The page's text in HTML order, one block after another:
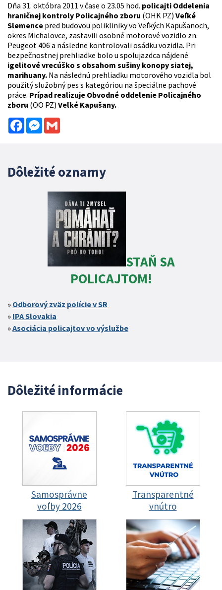
Dňa 31. októbra 2011 v čase o 23.05 hod. policajti Oddelenia
hraničnej kontroly Policajného zboru (OHK PZ) Veľké
Slemence pred budovou polikliniky vo Veľkých Kapušanoch,
okres Michalovce, zastavili osobné motorové vozidlo zn.
Peugeot 406 a následne kontrolovali osádku vozidla. Pri
bezpečnostnej prehliadke bolo u spolujazdca nájdené
igelitové vrecúško s obsahom sušiny konopy siatej,
marihuany. Na následnú prehliadku motorového vozidla bol
použitý služobný pes s kategóriou na špeciálne pachové
práce. Prípad realizuje Obvodné oddelenie Policajného
zboru (OO PZ) Veľké Kapušany.
FacebookMessenger
Dôležité oznamy
STAŇ SA
POLICAJTOM!
Odborový zväz polície v SR
IPA Slovakia
Asociácia policajtov vo výslužbe
Dôležité informácie
Samosprávne
voľby 2026
Transparentné
vnútro